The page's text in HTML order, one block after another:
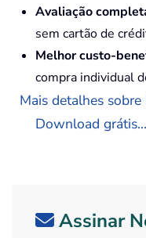
Avaliação
sem cartão de
Melhor custo-
compra individual
Mais detalhes
Download grátis...
Assinar